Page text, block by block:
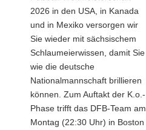
2026 in den USA, in Kanada
und in Mexiko versorgen wir
Sie wieder mit sächsischem
Schlaumeierwissen, damit Sie
wie die deutsche
Nationalmannschaft brillieren
können. Zum Auftakt der K.o.-
Phase trifft das DFB-Team am
Montag (22:30 Uhr) in Boston